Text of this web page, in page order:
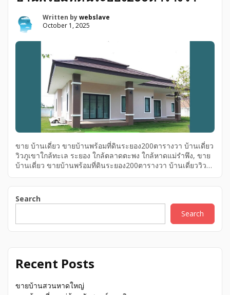
Written bywebslave
October 1, 2025
ขาย บ้านเดี่ยว ขายบ้านพร้อมที่ดินระยอง200ตารางวา บ้านเดี่ยว
วิวภูเขาใกล้ทะเล ระยอง ใกล้ตลาดตะพง ใกล้หาดแม่รำพึง, ขาย
บ้านเดี่ยว ขายบ้านพร้อมที่ดินระยอง200ตารางวา บ้านเดี่ยววิว
ภูเขาใกล้ทะเล ขายบ้านพร้อมที่ดินระยอง200ตารางวา ขายบ้าน
พร้อมที่ดินระยอง200ตารางวา บ้านเดี่ยววิวภูเขาใกล้ทะเล ระยอง
Search
Search
Recent Posts
ขายบ้านสวนหาดใหญ่